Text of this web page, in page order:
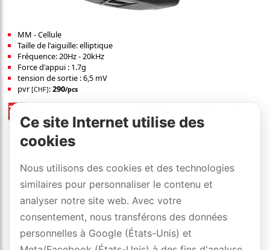
MM - Cellule
Taille de l'aiguille: elliptique
Fréquence: 20Hz - 20kHz
Force d'appui : 1.7g
tension de sortie : 6,5 mV
pvr [CHF]:290/pcs
avec DYNAVOX-SWISS-GARANTIE
Ce site Internet utilise des
cookies
Nous utilisons des cookies et des technologies
similaires pour personnaliser le contenu et
analyser notre site web. Avec votre
consentement, nous transférons des données
personnelles à Google (États-Unis) et